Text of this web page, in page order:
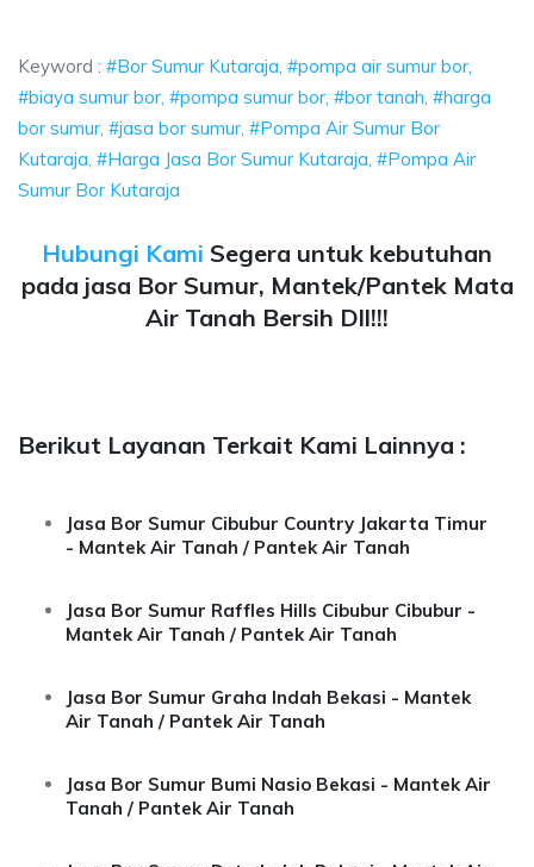
Keyword : #Bor Sumur Kutaraja, #pompa air sumur bor,
#biaya sumur bor, #pompa sumur bor, #bor tanah, #harga
bor sumur, #jasa bor sumur, #Pompa Air Sumur Bor
Kutaraja, #Harga Jasa Bor Sumur Kutaraja, #Pompa Air
Sumur Bor Kutaraja
Hubungi Kami Segera untuk kebutuhan
pada jasa Bor Sumur, Mantek/Pantek Mata
Air Tanah Bersih Dll!!!
Berikut Layanan Terkait Kami Lainnya :
Jasa Bor Sumur Cibubur Country Jakarta Timur
- Mantek Air Tanah / Pantek Air Tanah
Jasa Bor Sumur Raffles Hills Cibubur Cibubur -
Mantek Air Tanah / Pantek Air Tanah
Jasa Bor Sumur Graha Indah Bekasi - Mantek
Air Tanah / Pantek Air Tanah
Jasa Bor Sumur Bumi Nasio Bekasi - Mantek Air
Tanah / Pantek Air Tanah